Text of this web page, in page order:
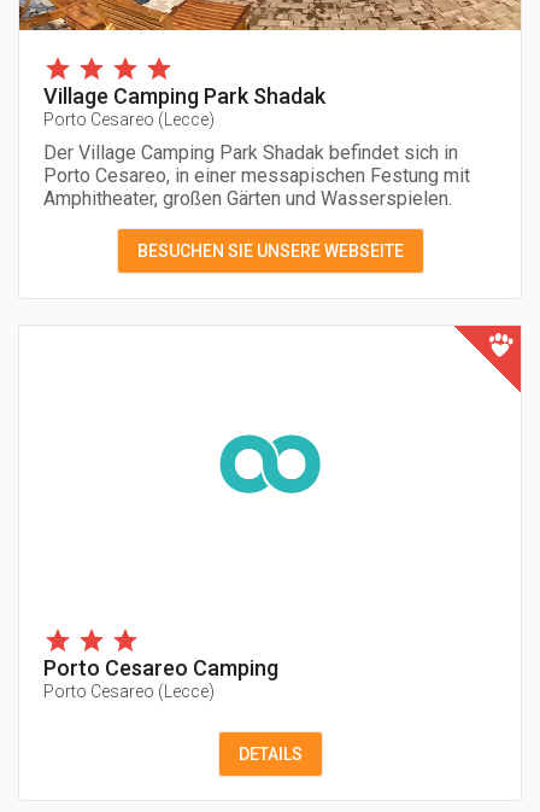
Village Camping Park Shadak
Porto Cesareo (Lecce)
Der Village Camping Park Shadak befindet sich in
Porto Cesareo, in einer messapischen Festung mit
Amphitheater, großen Gärten und Wasserspielen.
BESUCHEN SIE UNSERE WEBSEITE
Porto Cesareo Camping
Porto Cesareo ( Lecce)
DETAILS